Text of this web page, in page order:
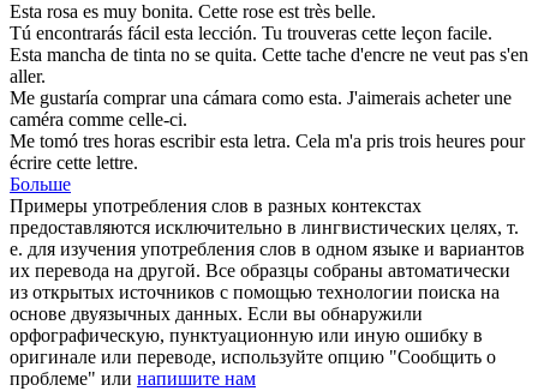
Esta rosa es muy bonita. Cette rose est très belle.
Tú encontrarás fácil esta lección. Tu trouveras cette leçon facile.
Esta mancha de tinta no se quita. Cette tache d'encre ne veut pas s'en
aller.
Me gustaría comprar una cámara como esta. J'aimerais acheter une
caméra comme celle-ci.
Me tomó tres horas escribiresta letra. Cela m'a pris trois heures pour
écrire cette lettre.
Больше
Примеры употребления слов в разных контекстах
предоставляются исключительно в лингвистических целях, т.
е. для изучения употребления слов в одном языке и вариантов
их перевода на другой. Все образцы собраны автоматически
из открытых источников с помощью технологии поиска на
основе двуязычных данных. Если вы обнаружили
орфографическую, пунктуационную или иную ошибку в
оригинале или переводе, используйте опцию "Сообщить о
проблеме" или напишите нам